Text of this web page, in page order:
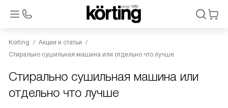
Korting
Акции и статьи
Стирально сушильная машина или отдельно что лучше
Стирально сушильная машина или
отдельно что лучше